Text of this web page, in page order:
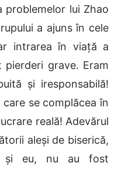
problemelor lui Zhao
a ajuns în cele
intrarea în viață a
grave. Eram
și iresponsabilă!
se complăcea în
reală! Adevărul
aleși de biserică,
și eu, nu au fost